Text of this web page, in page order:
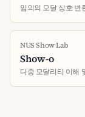
임의의 모달 상호 변
NUS Show Lab
Show-o
다중 모달리티 이해